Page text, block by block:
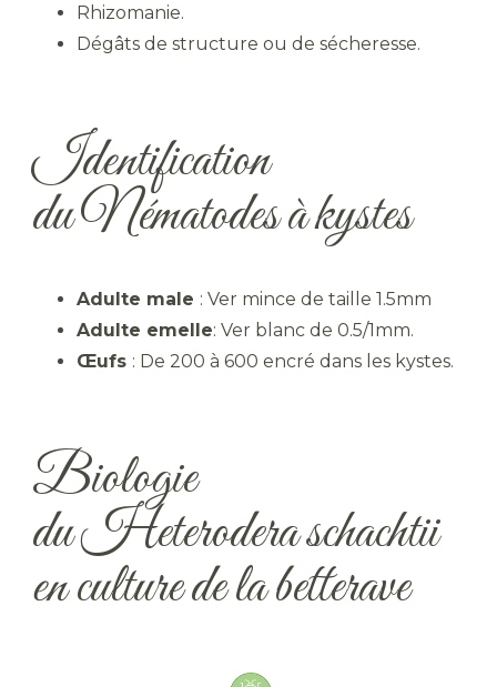
Rhizomanie.
Dégâts de structure ou de sécheresse.
Identification
du Nématodes à kystes
Adulte male : Ver mince de taille 1.5mm
Adulte emelle: Ver blanc de 0.5/1mm.
Œufs : De 200 à 600 encré dans les kystes.
Biologie
du Heterodera schachtii
en culture de la betterave